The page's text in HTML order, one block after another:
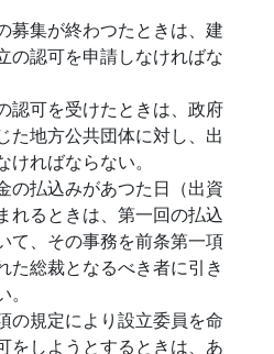
募集が終わつたときは、建
の認可を申請しなければな
認可を受けたときは、政府
た地方公共団体に対し、出
ればならない。
の払込みがあつた日（出資
れるときは、第一回の払込
て、その事務を前条第一項
た総裁となるべき者に引き
の規定により設立委員を命
をしようとするときは、あ